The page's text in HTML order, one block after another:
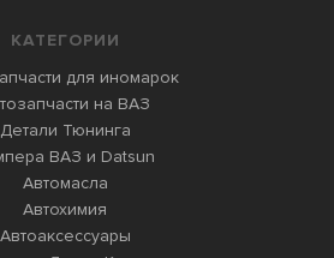
КАТЕГОРИИ
для иномарок
на ВАЗ
Детали Тюнинга
ВАЗ и Datsun
Автомасла
Автохимия
Автоаксессуары